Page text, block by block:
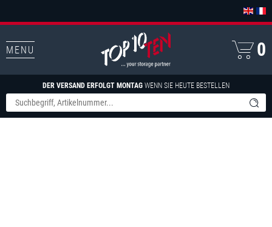
MENU
DER VERSAND ERFOLGT MONTAG WENN SIE HEUTE BESTELLEN
0